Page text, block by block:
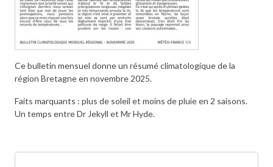
Ce bulletin mensuel donne un résumé climatologique de la
région Bretagne en novembre 2025.
Faits marquants : plus de soleil et moins de pluie en 2 saisons.
Un temps entre Dr Jekyll et Mr Hyde.